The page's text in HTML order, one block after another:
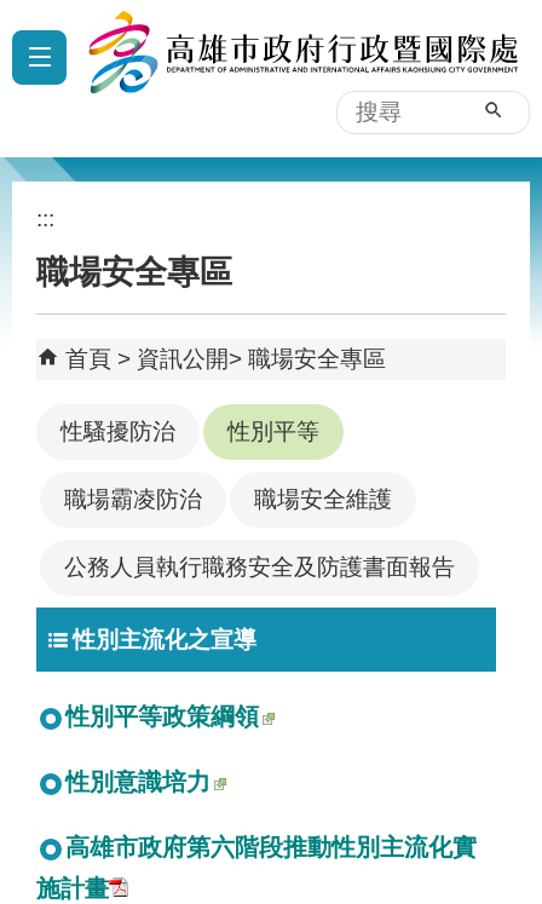
跳到主要內容區塊
搜
尋
:::
職場安全專區
首頁 資訊公開 職場安全專區
性騷擾防治 性別平等
職場霸凌防治 職場安全維護
公務人員執行職務安全及防護書面報告
性別主流化之宣導
性別平等政策綱領
性別意識培力
高雄市政府第六階段推動性別主流化實
施計畫